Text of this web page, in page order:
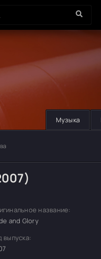
Музыка
название:
and Glory
выпуска: